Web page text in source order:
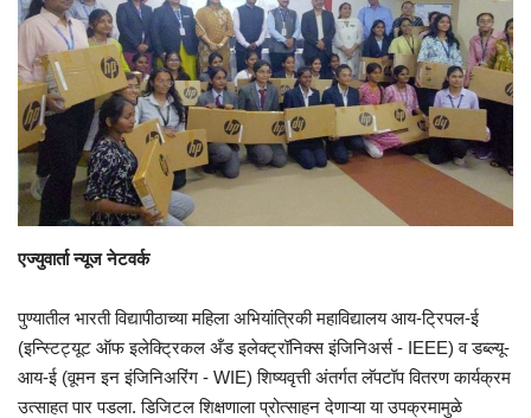
एज्युवार्ता न्यूज नेटवर्क
पुण्यातील भारती विद्यापीठाच्या महिला अभियांत्रिकी महाविद्यालय आय-ट्रिपल-ई
(इन्स्टिट्यूट ऑफ इलेक्ट्रिकल अँड इलेक्ट्रॉनिक्स इंजिनिअर्स - IEEE) व डब्ल्यू-
आय-ई (वूमन इन इंजिनिअरिंग - WIE) शिष्यवृत्ती अंतर्गत लॅपटॉप वितरण कार्यक्रम
उत्साहत पार पडला. डिजिटल शिक्षणाला प्रोत्साहन देणाऱ्या या उपक्रमामुळे